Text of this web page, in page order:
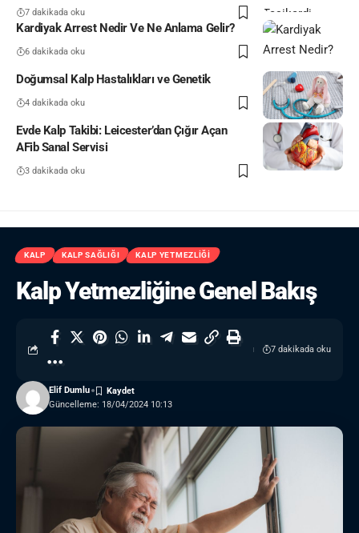
7 dakikada oku
Kardiyak Arrest Nedir Ve Ne Anlama Gelir?
6 dakikada oku
Doğumsal Kalp Hastalıkları ve Genetik
4 dakikada oku
Evde Kalp Takibi: Leicester’dan Çığır Açan
AFib Sanal Servisi
3 dakikada oku
KALP KALP SAĞLIĞI KALP YETMEZLIĞI
Kalp Yetmezliğine Genel Bakış
Güncelleme: 18/04/2024 10:13
Elif Dumlu
7 dakikada oku